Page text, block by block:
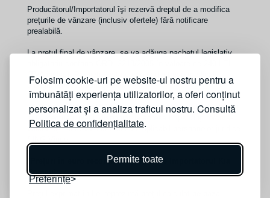
Folosim cookie-uri pe website-ul nostru pentru a
îmbunătăți experiența utilizatorilor, a oferi conținut
personalizat și a analiza traficul nostru. Consultă
Politica de confidențialitate.
Permite toate
Preferințe
Producătorul/Importatorul îşi rezervă dreptul de a modifica
prețurile de vânzare (inclusiv ofertele) fără notificare
prealabilă.
La preţul final de vânzare, se va adăuga pachetul legislativ
(TVA inclus). Pachetul este compus din trusă medicală,
triunghi reflectorizant şi extinctor.
Plata se va face în RON la cursul de vânzare ING BANK din
ziua efectuării plăţii, disponibil la adresa https://ing.ro/curs-
valutar-pj - curs valutar standard aplicabil persoanelor juridice
*Prețuri în euro recomandate de către Importatorul Kia
Romauto.